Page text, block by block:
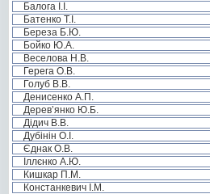
Балога І.І.
Батенко Т.І.
Береза Б.Ю.
Бойко Ю.А.
Веселова Н.В.
Герега О.В.
Голуб В.В.
Денисенко А.П.
Дерев’янко Ю.Б.
Дідич В.В.
Дубінін О.І.
Єднак О.В.
Іллєнко А.Ю.
Кишкар П.М.
Констанкевич І.М.